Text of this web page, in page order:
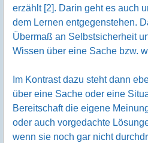
erzählt [2]. Darin geht es auch
dem Lernen entgegenstehen.
Übermaß an Selbstsicherheit
Wissen über eine Sache bzw.
Im Kontrast dazu steht dann
über eine Sache oder eine
Bereitschaft die eigene
oder auch vorgedachte
wenn sie noch gar nicht